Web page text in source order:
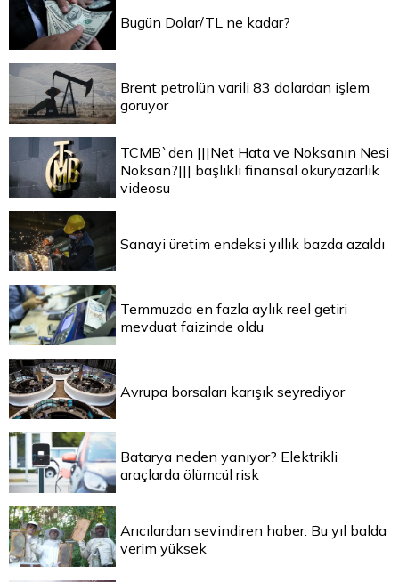
Bugün Dolar/TL ne kadar?
Brent petrolün varili 83 dolardan işlem
görüyor
TCMB`den |||Net Hata ve Noksanın Nesi
Noksan?||| başlıklı finansal okuryazarlık
videosu
Sanayi üretim endeksi yıllık bazda azaldı
Temmuzda en fazla aylık reel getiri
mevduat faizinde oldu
Avrupa borsaları karışık seyrediyor
Batarya neden yanıyor? Elektrikli
araçlarda ölümcül risk
Arıcılardan sevindiren haber: Bu yıl balda
verim yüksek